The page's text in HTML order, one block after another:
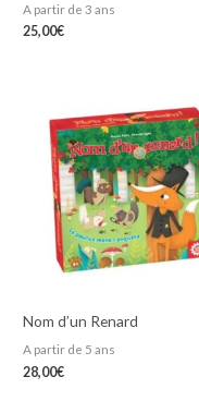
A partir de 3 ans
25,00€
Nom d’un Renard
A partir de 5 ans
28,00€